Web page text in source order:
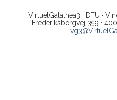
VirtuelGalathea3 · DTU ·
Frederiksborgvej 399 ·